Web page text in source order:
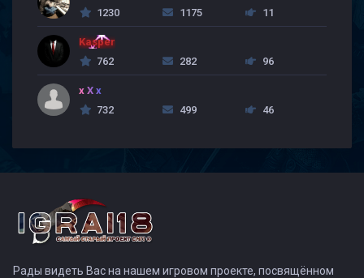
1230
1175 11
Kasper
762
282 96
x X x
732
499 46
Рады видеть Вас на нашем игровом проекте, посвящённом